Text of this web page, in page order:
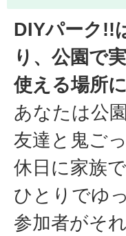
DIYパーク!!
り、公園で
使える場所
あなたは公
友達と鬼ご
休日に家族
ひとりでゆ
参加者がそ